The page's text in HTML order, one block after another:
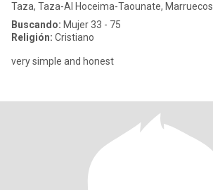
Taza, Taza-Al Hoceima-Taounate, Marruecos
Buscando: Mujer 33 - 75
Religión: Cristiano
very simple and honest